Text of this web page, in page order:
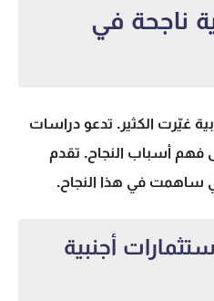
ناجحة في
غيّرت الكثير. تدعو دراسات
فهم أسباب النجاح. تقدم
ساهمت في هذا النجاح.
أجنبية